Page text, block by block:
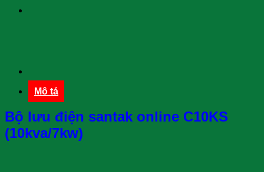
Mô tả
Bộ lưu điện santak online C10KS
(10kva/7kw)